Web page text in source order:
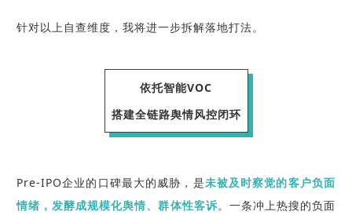
针对以上自查维度，我将进一步拆解落地打法。
依托智能VOC
搭建全链路舆情风控闭环
Pre-IPO企业的口碑最大的威胁，是未被及时察觉的客户负面
情绪，发酵成规模化舆情、群体性客诉。一条冲上热搜的负面